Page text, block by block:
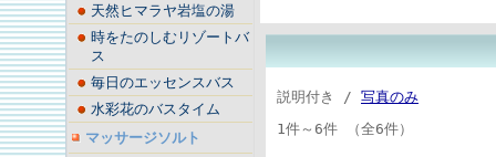
天然ヒマラヤ岩塩の湯
時をたのしむリゾートバ
ス
毎日のエッセンスバス
水彩花のバスタイム
マッサージソルト
説明付き / 写真のみ
1件～6件 （全6件）